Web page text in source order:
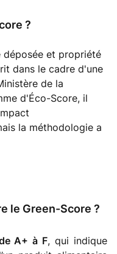
?
déposée et propriété
dans le cadre d'une
de la
d'Éco-Score, il
la méthodologie a
le Green-Score ?
A+ à F, qui indique